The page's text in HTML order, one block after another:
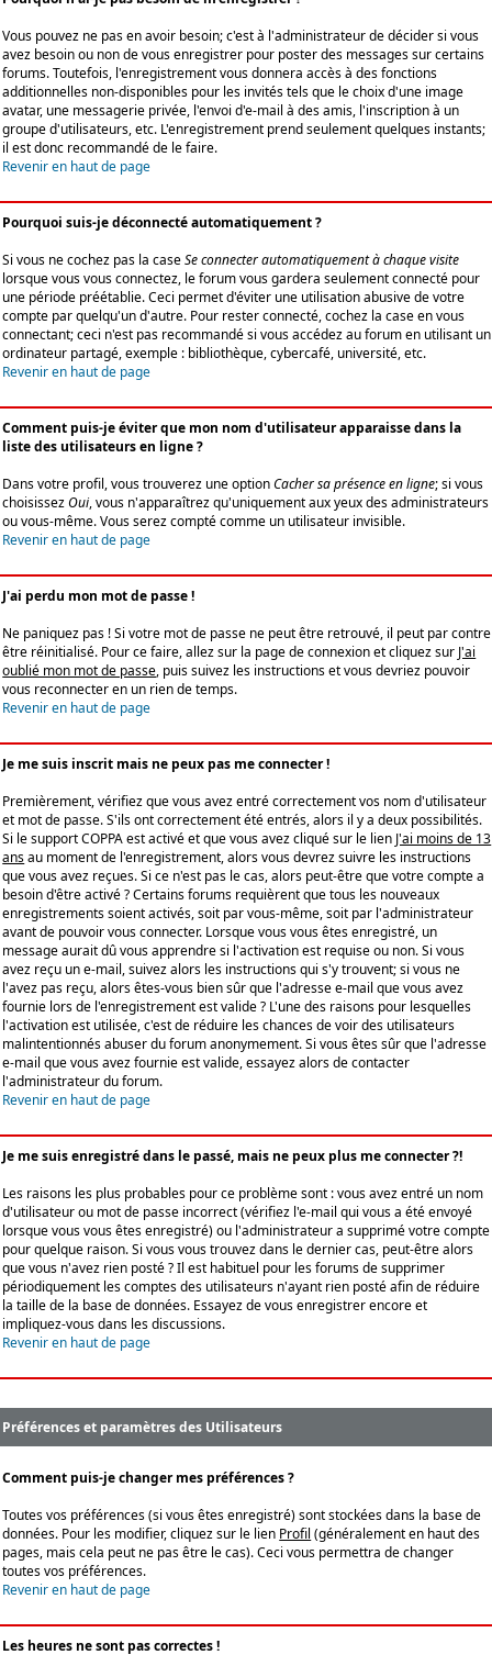
Vous pouvez ne pas en avoir besoin; c'est à l'administrateur de décider si vous
avez besoin ou non de vous enregistrer pour poster des messages sur certains
forums. Toutefois, l'enregistrement vous donnera accès à des fonctions
additionnelles non-disponibles pour les invités tels que le choix d'une image
avatar, une messagerie privée, l'envoi d'e-mail à des amis, l'inscription à un
groupe d'utilisateurs, etc. L'enregistrement prend seulement quelques instants;
il est donc recommandé de le faire.
Revenir en haut de page
Pourquoi suis-je déconnecté automatiquement ?
Si vous ne cochez pas la caseSe connecter automatiquement à chaque visite
lorsque vous vous connectez, le forum vous gardera seulement connecté pour
une période préétablie. Ceci permet d'éviter une utilisation abusive de votre
compte par quelqu'un d'autre. Pour rester connecté, cochez la case en vous
connectant; ceci n'est pas recommandé si vous accédez au forum en utilisant un
ordinateur partagé, exemple : bibliothèque, cybercafé, université, etc.
Revenir en haut de page
Comment puis-je éviter que mon nom d'utilisateur apparaisse dans la
liste des utilisateurs en ligne ?
Dans votre profil, vous trouverez une optionCacher sa présence en ligne; si vous
choisissezOui, vous n'apparaîtrez qu'uniquement aux yeux des administrateurs
ou vous-même. Vous serez compté comme un utilisateur invisible.
Revenir en haut de page
J'ai perdu mon mot de passe !
Ne paniquez pas ! Si votre mot de passe ne peut être retrouvé, il peut par contre
être réinitialisé. Pour ce faire, allez sur la page de connexion et cliquez sur J'ai
oublié mon mot de passe, puis suivez les instructions et vous devriez pouvoir
vous reconnecter en un rien de temps.
Revenir en haut de page
Je me suis inscrit mais ne peux pas me connecter !
Premièrement, vérifiez que vous avez entré correctement vos nom d'utilisateur
et mot de passe. S'ils ont correctement été entrés, alors il y a deux possibilités.
Si le support COPPA est activé et que vous avez cliqué sur le lien J'ai moins de 13
ansau moment de l'enregistrement, alors vous devrez suivre les instructions
que vous avez reçues. Si ce n'est pas le cas, alors peut-être que votre compte a
besoin d'être activé ? Certains forums requièrent que tous les nouveaux
enregistrements soient activés, soit par vous-même, soit par l'administrateur
avant de pouvoir vous connecter. Lorsque vous vous êtes enregistré, un
message aurait dû vous apprendre si l'activation est requise ou non. Si vous
avez reçu un e-mail, suivez alors les instructions qui s'y trouvent; si vous ne
l'avez pas reçu, alors êtes-vous bien sûr que l'adresse e-mail que vous avez
fournie lors de l'enregistrement est valide ? L'une des raisons pour lesquelles
l'activation est utilisée, c'est de réduire les chances de voir des utilisateurs
malintentionnés abuser du forum anonymement. Si vous êtes sûr que l'adresse
e-mail que vous avez fournie est valide, essayez alors de contacter
l'administrateur du forum.
Revenir en haut de page
Je me suis enregistré dans le passé, mais ne peux plus me connecter ?!
Les raisons les plus probables pour ce problème sont : vous avez entré un nom
d'utilisateur ou mot de passe incorrect (vérifiez l'e-mail qui vous a été envoyé
lorsque vous vous êtes enregistré) ou l'administrateur a supprimé votre compte
pour quelque raison. Si vous vous trouvez dans le dernier cas, peut-être alors
que vous n'avez rien posté ? Il est habituel pour les forums de supprimer
périodiquement les comptes des utilisateurs n'ayant rien posté afin de réduire
la taille de la base de données. Essayez de vous enregistrer encore et
impliquez-vous dans les discussions.
Revenir en haut de page
Préférences et paramètres des Utilisateurs
Comment puis-je changer mes préférences ?
Toutes vos préférences (si vous êtes enregistré) sont stockées dans la base de
données. Pour les modifier, cliquez sur le lien Profil (généralement en haut des
pages, mais cela peut ne pas être le cas). Ceci vous permettra de changer
toutes vos préférences.
Revenir en haut de page
Les heures ne sont pas correctes !